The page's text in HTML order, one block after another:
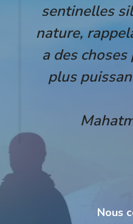
sentinelles
nature,
a des
plus
Nous